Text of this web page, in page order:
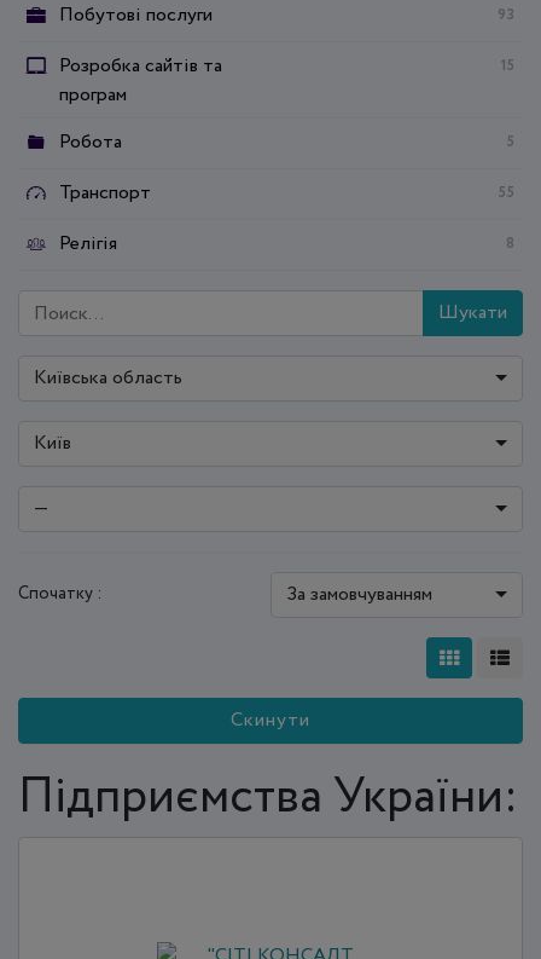
Побутові послуги 93
Розробка сайтів та
програм
15
Робота 5
Транспорт 55
Релігія 8
Шукати
Київська область
Київ
—
Спочатку : За замовчуванням
Скинути
Підприємства України: